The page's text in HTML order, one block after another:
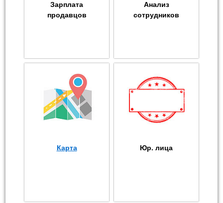
Зарплата
продавцов
Анализ
сотрудников
Карта Юр. лица